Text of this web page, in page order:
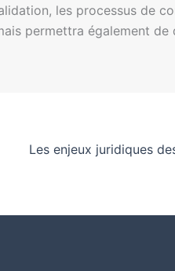
les processus de
permettra également
Les enjeux juridiques